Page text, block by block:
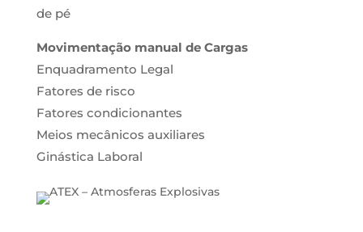
de pé
Movimentação manual de Cargas
Enquadramento Legal
Fatores de risco
Fatores condicionantes
Meios mecânicos auxiliares
Ginástica Laboral